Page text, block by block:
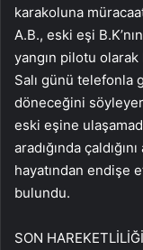
karakoluna
A.B., eski eşi
yangın pilotu
Salı günü telefonla
döneceğini
eski eşine
aradığında
hayatından endişe
bulundu.
SON